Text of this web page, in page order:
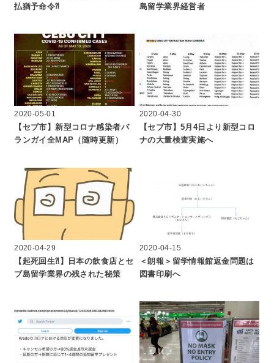
払猶予命令⁈
島留学業界経営者
2020-05-01
【セブ市】新型コロナ感染者バ
ランガイ全MAP（随時更新）
2020-04-30
【セブ市】5月4日より新型コロ
ナの大量検査実施へ
2020-04-29
【起死回生⁈】日本の飲食店とセ
ブ島留学業界の残された秘策
2020-04-15
＜朗報＞留学情報館返金問題は
図書印刷へ